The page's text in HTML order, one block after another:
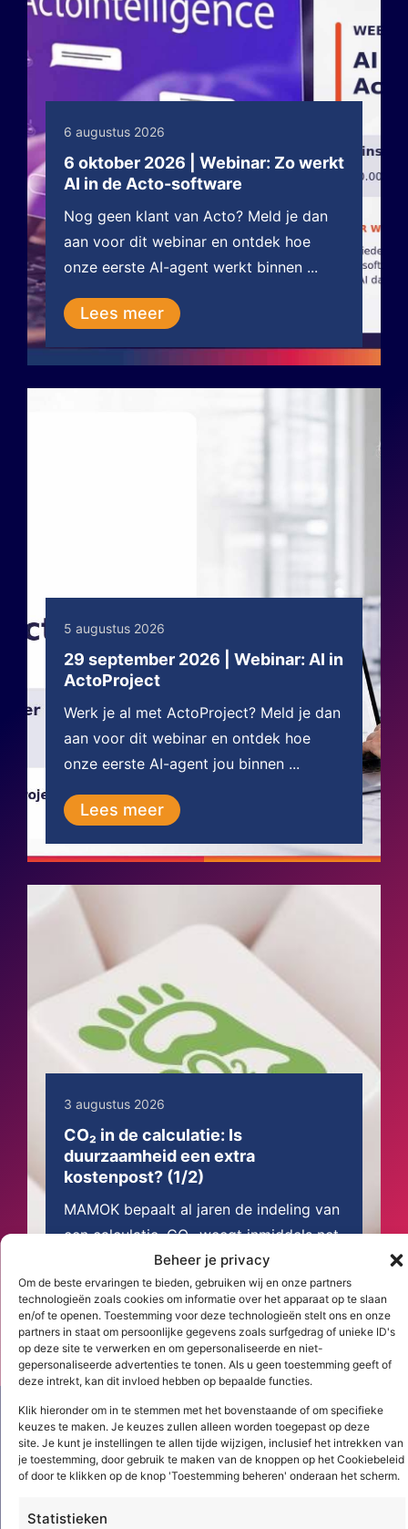
Beheer je privacy
Om de beste ervaringen te bieden, gebruiken wij en onze partners
technologieën zoals cookies om informatie over het apparaat op te slaan
en/of te openen. Toestemming voor deze technologieën stelt ons en onze
partners in staat om persoonlijke gegevens zoals surfgedrag of unieke ID's
op deze site te verwerken en om gepersonaliseerde en niet-
gepersonaliseerde advertenties te tonen. Als u geen toestemming geeft of
deze intrekt, kan dit invloed hebben op bepaalde functies.
Klik hieronder om in te stemmen met het bovenstaande of om specifieke
keuzes te maken. Je keuzes zullen alleen worden toegepast op deze
site. Je kunt je instellingen te allen tijde wijzigen, inclusief het intrekken van
je toestemming, door gebruik te maken van de knoppen op het Cookiebeleid
of door te klikken op de knop 'Toestemming beheren' onderaan het scherm.
Statistieken
6 augustus 2026
6 oktober 2026 | Webinar: Zo werkt
AI in de Acto-software
Nog geen klant van Acto? Meld je dan
aan voor dit webinar en ontdek hoe
onze eerste AI-agent werkt binnen ...
Lees meer
5 augustus 2026
29 september 2026 | Webinar: AI in
ActoProject
Werk je al met ActoProject? Meld je dan
aan voor dit webinar en ontdek hoe
onze eerste AI-agent jou binnen ...
Lees meer
3 augustus 2026
CO₂ in de calculatie: Is
duurzaamheid een extra
kostenpost? (1/2)
MAMOK bepaalt al jaren de indeling van
een calculatie. CO₂ weegt inmiddels net
zo zwaar mee, maar staat vaak nog ...
Lees meer